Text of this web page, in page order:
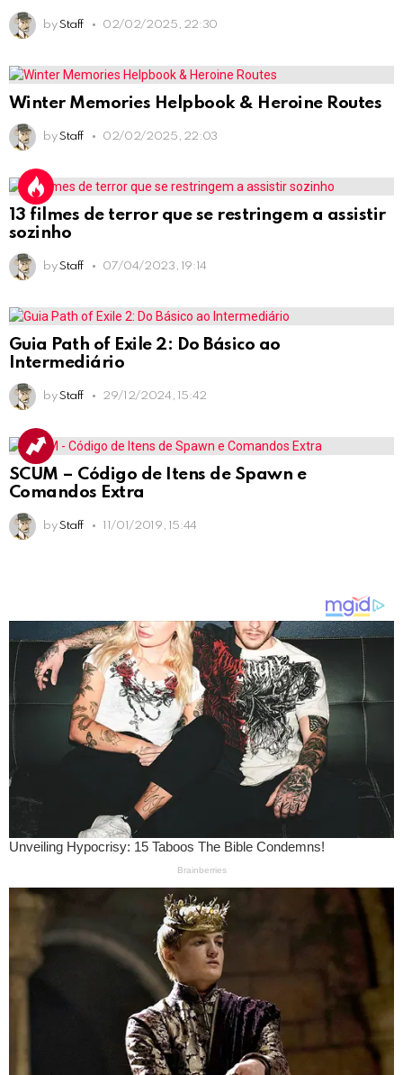
by Staff 02/02/2025, 22:30
Winter Memories Helpbook & Heroine Routes
by Staff 02/02/2025, 22:03
13 filmes de terror que se restringem a assistir
sozinho
by Staff 07/04/2023, 19:14
Guia Path of Exile 2: Do Básico ao
Intermediário
by Staff 29/12/2024, 15:42
SCUM – Código de Itens de Spawn e
Comandos Extra
by Staff 11/01/2019, 15:44